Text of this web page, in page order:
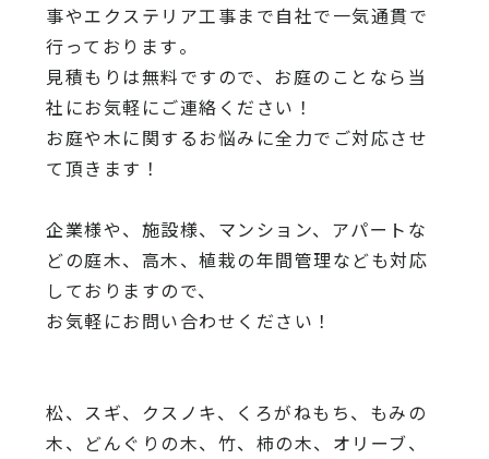
事やエクステリア工事まで自社で一気通貫で
行っております。
見積もりは無料ですので、 お庭のことなら当
社にお気軽にご連絡ください！
お庭や木に関するお悩みに全力でご対応させ
て頂きます！
企業様や、施設様、マンション、アパートな
どの庭木、高木、植栽の年間管理なども対応
しておりますので、
お気軽にお問い合わせください！
松、スギ、クスノキ、くろがねもち、もみの
木、どんぐりの木、 竹、柿の木、オリーブ、